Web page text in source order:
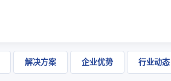
解决方案 企业优势 行业动态